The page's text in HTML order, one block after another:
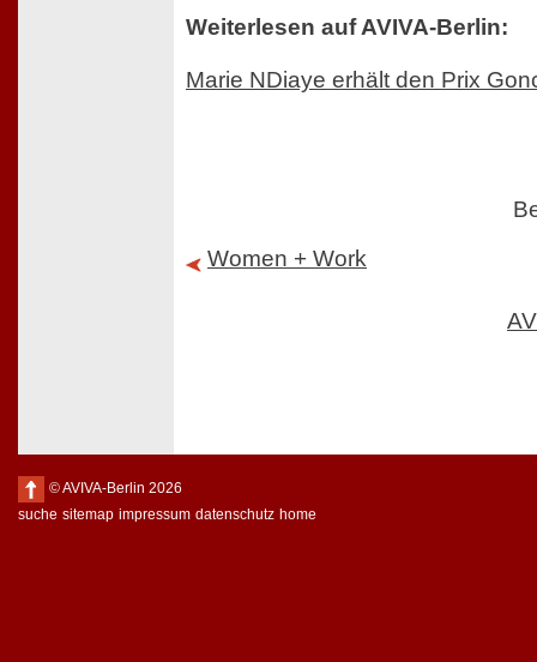
Weiterlesen auf AVIVA-Berlin:
Marie NDiaye erhält den Prix
Women + Work
© AVIVA-Berlin 2026
suche sitemap impressum datenschutz home